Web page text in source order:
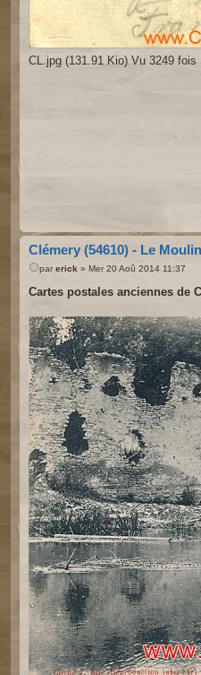
CL.jpg (131.91 Kio) Vu 3249 fois
Clémery (54610) - Le
par erick » Mer 20 Aoû 2014 11:37
Cartes postales anciennes de